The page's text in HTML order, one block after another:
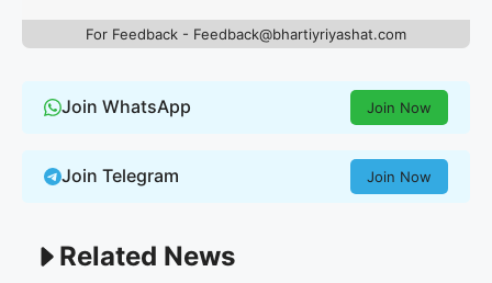
For Feedback - Feedback@bhartiyriyashat.com
Join WhatsApp Join Now
Join Telegram Join Now
Related News